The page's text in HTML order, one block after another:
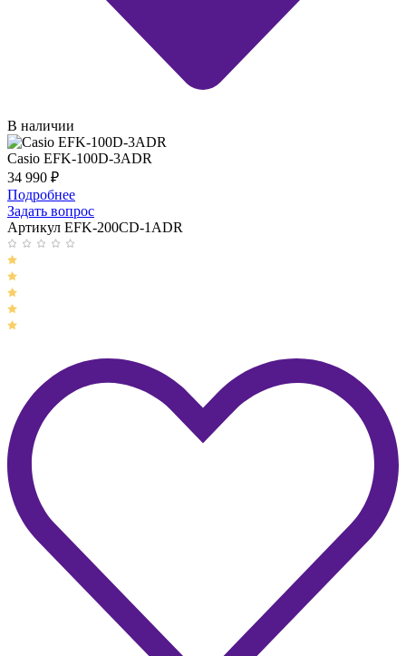
В наличии
Casio EFK-100D-3ADR
34 990 ₽
Подробнее
Задать вопрос
Артикул EFK-200CD-1ADR